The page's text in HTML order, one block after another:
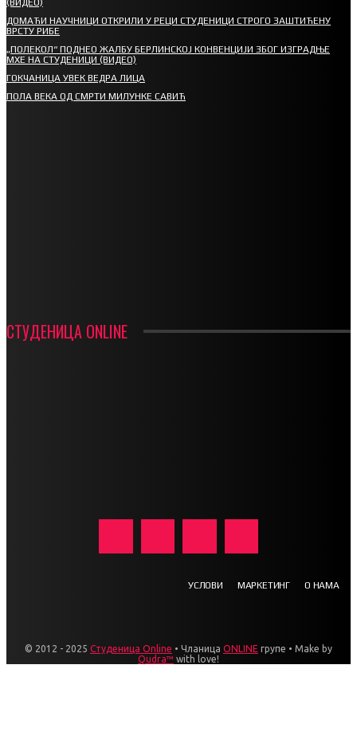
(ВИДЕО)
ДОМАЋИ НАУЧНИЦИ ОТКРИЛИ У РЕЦИ СТУДЕНИЦИ СТРОГО ЗАШТИЋЕНУ
ВРСТУ РИБЕ
„ПОЛЕКОЛ“ ПОДНЕО ЖАЛБУ БЕРЛИНСКОЈ КОНВЕНЦИЈИ ЗБОГ ИЗГРАДЊЕ
МХЕ НА СТУДЕНИЦИ (ВИДЕО)
ГОКЧАНИЦА УВЕК ВЕДРА ЛИЦА
ПОЛА ВЕКА ОД СМРТИ МИЛУНКЕ САВИЋ
СТУДЕНИЦА ONLINE
УСЛОВИ МАРКЕТИНГ О НАМА
© 2012 - 2025 Студеница Online • Чланица ONLINE групе • Make by
Qudra™ with love!